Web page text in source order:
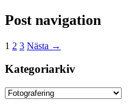
Post navigation
1 2 3 Nästa →
Kategoriarkiv
Kategoriarkiv